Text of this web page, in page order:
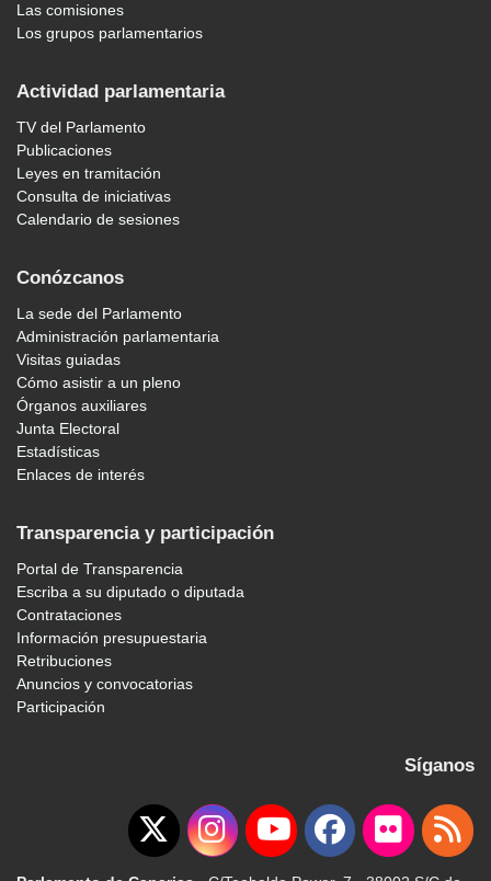
Las comisiones
Los grupos parlamentarios
Actividad parlamentaria
TV del Parlamento
Publicaciones
Leyes en tramitación
Consulta de iniciativas
Calendario de sesiones
Conózcanos
La sede del Parlamento
Administración parlamentaria
Visitas guiadas
Cómo asistir a un pleno
Órganos auxiliares
Junta Electoral
Estadísticas
Enlaces de interés
Transparencia y participación
Portal de Transparencia
Escriba a su diputado o diputada
Contrataciones
Información presupuestaria
Retribuciones
Anuncios y convocatorias
Participación
Síganos